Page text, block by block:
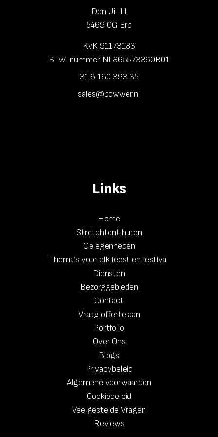
Den Uil 11
5469 CG Erp
KvK 91173183
BTW-nummer NL865573360B01
31 6 160 393 35
sales@bowwer.nl
Links
Home
Stretchtent huren
Gelegenheden
Thema’s voor elk feest en festival
Diensten
Bezorggebieden
Contact
Vraag offerte aan
Portfolio
Over Ons
Blogs
Privacybeleid
Algemene voorwaarden
Cookiebeleid
Veelgestelde Vragen
Reviews